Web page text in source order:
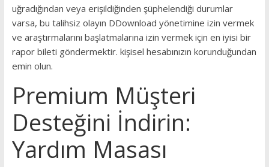
uğradığından veya erişildiğinden şüphelendiği durumlar
varsa, bu talihsiz olayın DDownload yönetimine izin vermek
ve araştırmalarını başlatmalarına izin vermek için en iyisi bir
rapor bileti göndermektir. kişisel hesabınızın korunduğundan
emin olun.
Premium Müşteri
Desteğini İndirin:
Yardım Masası